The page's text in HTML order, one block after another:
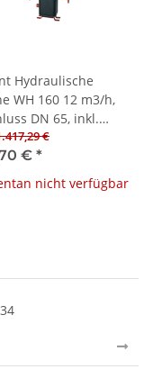
Hydraulische
WH 160 12 m3/h,
DN 65, inkl.
€
€ *
nicht verfügbar